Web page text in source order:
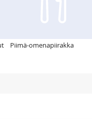
Piimä-omenapiirakka